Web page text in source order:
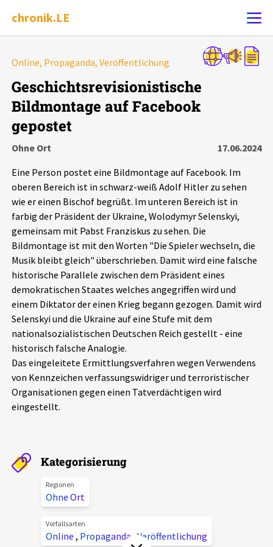
chronik.LE
Ereignis melden
Chronik
Dossiers
Leipziger Zustände
Schlaglichter
Phänomene
Aktuelles
Alle Beiträge
Veranstaltungen
Pressemitteilungen
Podcasts
Über uns
Projektbeschreibung
Kontakt
Unterstützer_innen
chronik.LE in der Presse
Online, Propaganda, Veröffentlichung
Geschichtsrevisionistische
Bildmontage auf Facebook
gepostet
Ohne Ort
17.06.2024
Eine Person postet eine Bildmontage auf Facebook. Im
oberen Bereich ist in schwarz-weiß Adolf Hitler zu sehen
wie er einen Bischof begrüßt. Im unteren Bereich ist in
farbig der Präsident der Ukraine, Wolodymyr Selenskyi,
gemeinsam mit Pabst Franziskus zu sehen. Die
Bildmontage ist mit den Worten "Die Spieler wechseln, die
Musik bleibt gleich" überschrieben. Damit wird eine falsche
historische Parallele zwischen dem Präsident eines
demokratischen Staates welches angegriffen wird und
einem Diktator der einen Krieg begann gezogen. Damit wird
Selenskyi und die Ukraine auf eine Stufe mit dem
nationalsozialistischen Deutschen Reich gestellt - eine
historisch falsche Analogie.
Das eingeleitete Ermittlungsverfahren wegen Verwendens
von Kennzeichen verfassungswidriger und terroristischer
Organisationen gegen einen Tatverdächtigen wird
eingestellt.
Kategorisierung
Regionen
Ohne Ort
Vorfallsarten
Online , Propaganda Veröffentlichung
Alle Ereignisse
7502 Ereignisse
Ereignisse Statistik
Filter Erklärungen